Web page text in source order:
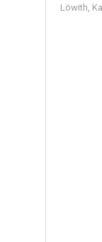
Löwith,